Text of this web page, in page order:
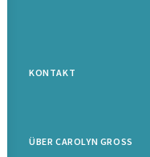
KONTAKT
ÜBER CAROLYN GROSS